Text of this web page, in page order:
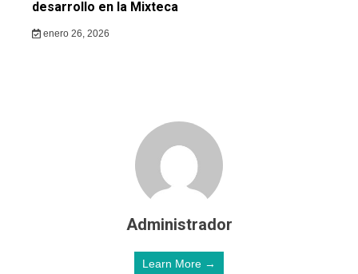
desarrollo en la Mixteca
enero 26, 2026
Administrador
Learn More →